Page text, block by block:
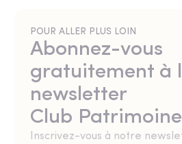
POUR ALLER PLUS LOIN
Abonnez-vous
gratuitement à
newsletter
Club Patrimoine
Inscrivez-vous à notre